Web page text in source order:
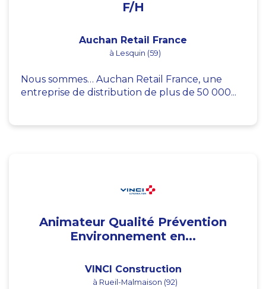
F/H
Auchan Retail France
à Lesquin (59)
Nous sommes… Auchan Retail France, une
entreprise de distribution de plus de 50 000...
Animateur Qualité Prévention
Environnement en...
VINCI Construction
à Rueil-Malmaison (92)